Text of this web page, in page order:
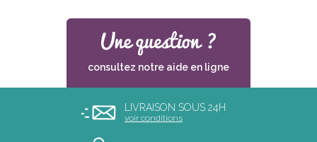
LIVRAISON SOUS 24H
voir conditions
consultez notre aide en ligne